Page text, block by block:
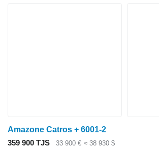
Amazone Catros + 6001-2
359 900 TJS
33 900 € ≈ 38 930 $